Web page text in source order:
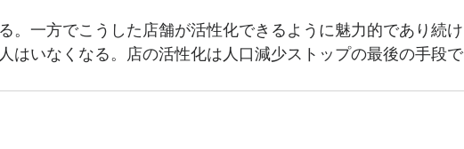
。一方でこうした店舗が活性化できるように魅力的であり続け
はいなくなる。店の活性化は人口減少ストップの最後の手段で